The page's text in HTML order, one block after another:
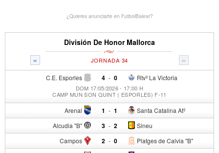
¿Quieres anunciarte en FutbolBalear?
División De Honor Mallorca
« »
JORNADA 34
C.E. Esporles 4 - Rtvº La Victoria
0
DOM 17/05/2026 - 17:00 H
CAMP MUN SON QUINT ( ESPORLES) F-11
Arenal 1 - Santa Catalina Atº
1
Alcudia "B" 3 - Sineu
2
Campos 2 - Platges de Calvia "B"
0